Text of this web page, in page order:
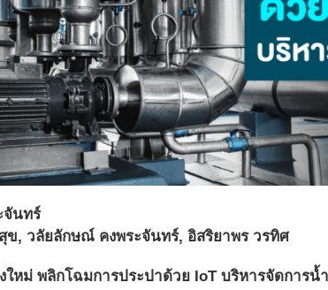
จันทร์
, วลัยลักษณ์ คงพระจันทร์, อิสริยาพร วรทิศ
หม่ พลิกโฉมการประปาด้วย IoT บริหารจัดการน้